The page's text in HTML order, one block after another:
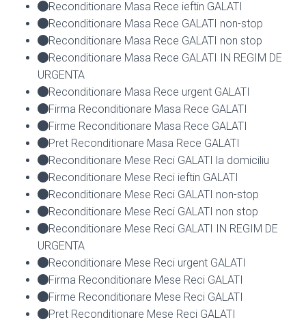
Reconditionare Masa Rece ieftin GALATI
Reconditionare Masa Rece GALATI non-stop
Reconditionare Masa Rece GALATI non stop
Reconditionare Masa Rece GALATI IN REGIM DE
URGENTA
Reconditionare Masa Rece urgent GALATI
Firma Reconditionare Masa Rece GALATI
Firme Reconditionare Masa Rece GALATI
Pret Reconditionare Masa Rece GALATI
Reconditionare Mese Reci GALATI la domiciliu
Reconditionare Mese Reci ieftin GALATI
Reconditionare Mese Reci GALATI non-stop
Reconditionare Mese Reci GALATI non stop
Reconditionare Mese Reci GALATI IN REGIM DE
URGENTA
Reconditionare Mese Reci urgent GALATI
Firma Reconditionare Mese Reci GALATI
Firme Reconditionare Mese Reci GALATI
Pret Reconditionare Mese Reci GALATI